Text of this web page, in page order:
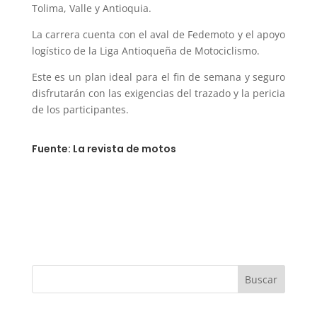
Tolima, Valle y Antioquia.
La carrera cuenta con el aval de Fedemoto y el apoyo
logístico de la Liga Antioqueña de Motociclismo.
Este es un plan ideal para el fin de semana y seguro
disfrutarán con las exigencias del trazado y la pericia
de los participantes.
Fuente: La revista de motos